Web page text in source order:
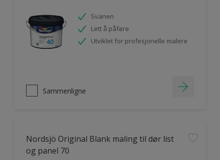
Svanen
Lett å påføre
Utviklet for profesjonelle malere
Sammenligne
Nordsjö Original Blank maling til dør list
og panel 70